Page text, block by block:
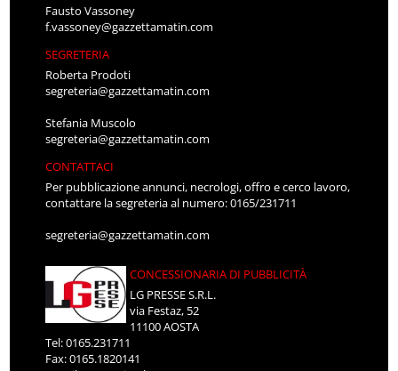
Fausto Vassoney
f.vassoney@gazzettamatin.com
SEGRETERIA
Roberta Prodoti
segreteria@gazzettamatin.com
Stefania Muscolo
segreteria@gazzettamatin.com
CONTATTACI
Per pubblicazione annunci, necrologi, offro e cerco lavoro,
contattare la segreteria al numero: 0165/231711
segreteria@gazzettamatin.com
CONCESSIONARIA DI PUBBLICITÀ
LG PRESSE S.R.L.
via Festaz, 52
11100 AOSTA
Tel: 0165.231711
Fax: 0165.1820141